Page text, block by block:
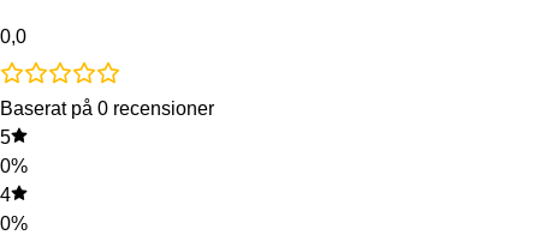
0,0
Baserat på 0 recensioner
5
0%
4
0%